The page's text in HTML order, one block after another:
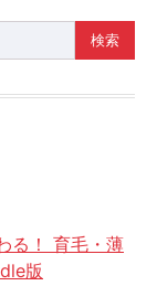
る！ 育毛・薄
版